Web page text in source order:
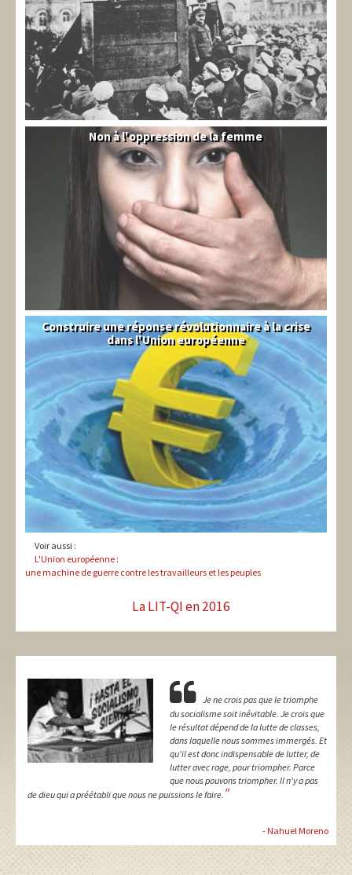
Syrie
Non à l'oppression de la femme
Syndical
Construire une réponse révolutionnaire à la crise
dans l'Union européenne
Voir aussi :
L'Union européenne :
une machine de guerre contre les travailleurs et les peuples
La LIT-QI en 2016
Je ne crois pas que le triomphe
du socialisme soit inévitable. Je crois que
le résultat dépend de la lutte de classes,
dans laquelle nous sommes immergés. Et
qu'il est donc indispensable de lutter, de
lutter avec rage, pour triompher. Parce
que nous pouvons triompher. Il n'y a pas
de dieu qui a préétabli que nous ne puissions le faire. "
- Nahuel Moreno